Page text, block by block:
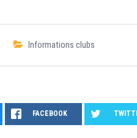
Informations clubs
FACEBOOK